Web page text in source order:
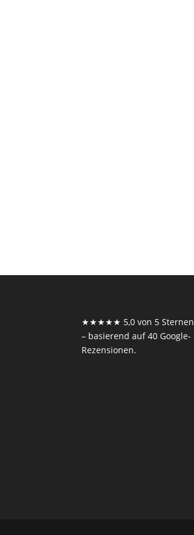
★★★★★ 5,0 von 5 Sternen
– basierend auf 40 Google-
Rezensionen.